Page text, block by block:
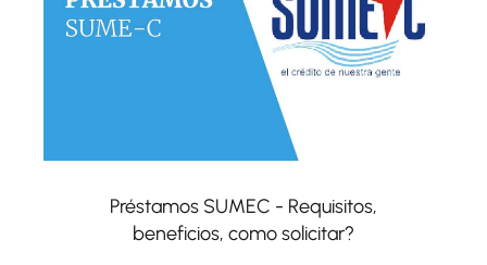
Préstamos SUMEC - Requisitos,
beneficios, como solicitar?